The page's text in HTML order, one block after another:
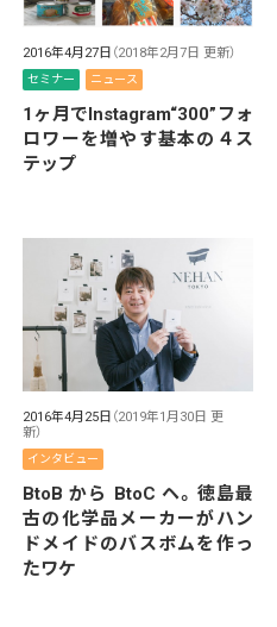
2016年4月27日 （2018年2月7日 更新）
セミナー ニュース
1ヶ月でInstagram“300”フォ
ロワーを増やす基本の４ス
テップ
2016年4月25日 （2019年1月30日 更
新）
インタビュー
BtoB から BtoC ヘ。徳島最
古の化学品メーカーがハン
ドメイドのバスボムを作っ
たワケ